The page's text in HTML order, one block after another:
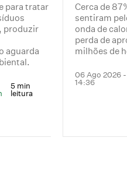
para tratar
produzir
aguarda
5 min
leitura
Cerca de
sentiram
onda de
perda de
milhões de
06 Ago 2026 -
14:36